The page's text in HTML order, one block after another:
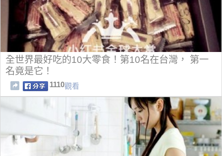
全世界最好吃的10大零食！第10名在台灣， 第一
名竟是它！
1110觀看